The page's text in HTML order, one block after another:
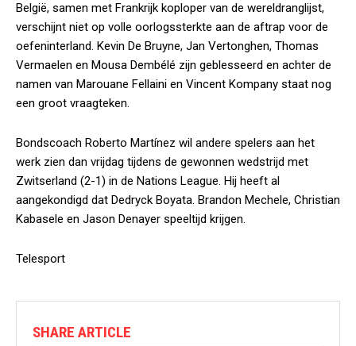
België, samen met Frankrijk koploper van de wereldranglijst,
verschijnt niet op volle oorlogssterkte aan de aftrap voor de
oefeninterland. Kevin De Bruyne, Jan Vertonghen, Thomas
Vermaelen en Mousa Dembélé zijn geblesseerd en achter de
namen van Marouane Fellaini en Vincent Kompany staat nog
een groot vraagteken.
Bondscoach Roberto Martínez wil andere spelers aan het
werk zien dan vrijdag tijdens de gewonnen wedstrijd met
Zwitserland (2-1) in de Nations League. Hij heeft al
aangekondigd dat Dedryck Boyata. Brandon Mechele, Christian
Kabasele en Jason Denayer speeltijd krijgen.
Telesport
SHARE ARTICLE